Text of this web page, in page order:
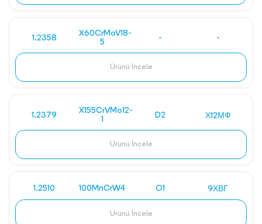
1.2358
X60CrMoV18-
5
- -
Ürünü İncele
1.2379
X155CrVMo12-
1
D2 Х12МФ
Ürünü İncele
1.2510 100MnCrW4 O1 9ХВГ
Ürünü İncele